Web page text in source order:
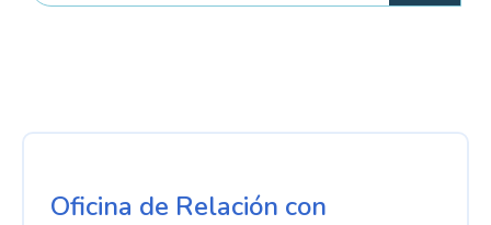
Oficina de Relación con